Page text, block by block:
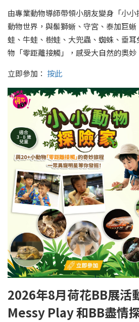
由專業動物導師帶領小朋友變身「小
動物世界，與鬃獅蜥、守宮、泰加巨
蛙、牛蛙、樹蛙、大兜蟲、蜘蛛、垂
物「零距離接觸」，感受大自然的奧妙
立即參加： 按此
2026年8月荷花BB展活
Messy Play 和BB盡情